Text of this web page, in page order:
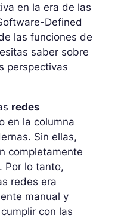
en la era de las
Defined
las funciones de
saber sobre
perspectivas
redes
en la columna
Sin ellas,
completamente
Por lo tanto,
redes era
manual y
con las